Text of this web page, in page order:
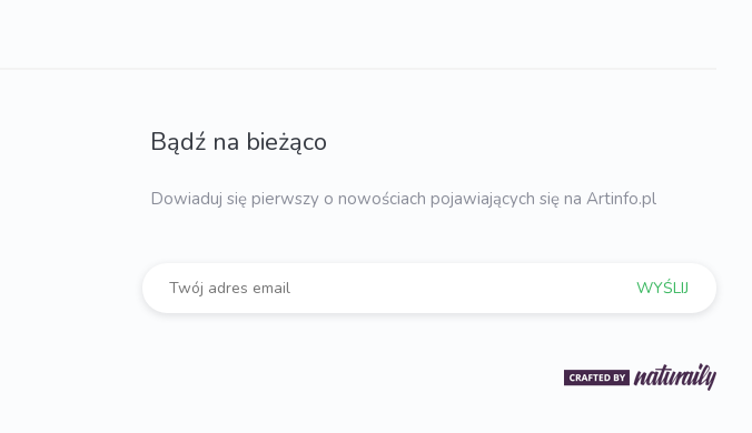
Bądź na bieżąco
Dowiaduj się pierwszy o nowościach pojawiających się na Artinfo.pl
WYŚLIJ